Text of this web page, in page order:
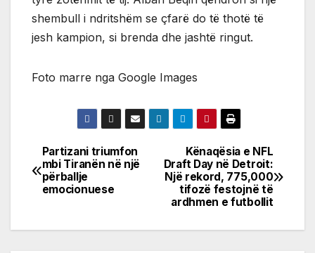
shembull i ndritshëm se çfarë do të thotë të
jesh kampion, si brenda dhe jashtë ringut.
Foto marre nga Google Images
Post
navigation
Kënaqësia e NFL
Draft Day në Detroit:
Një rekord, 775,000
tifozë festojnë të
ardhmen e futbollit
Partizani triumfon
mbi Tiranën në një
përballje
emocionuese